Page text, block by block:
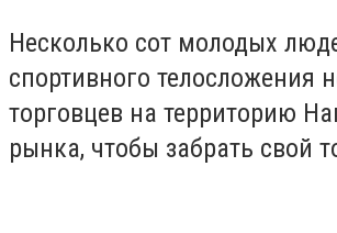
Несколько сот молодых
спортивного телосложения
торговцев на территорию
рынка, чтобы забрать свой